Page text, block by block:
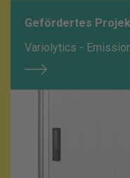
Gefördertes
Variolytics -